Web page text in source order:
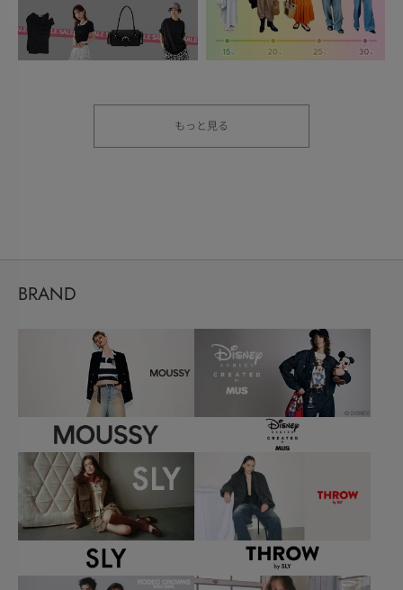
もっと見る
BRAND